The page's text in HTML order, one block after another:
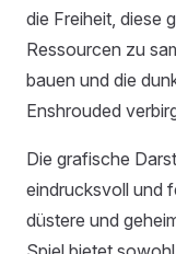
die Freiheit, diese
Ressourcen zu
bauen und die
Enshrouded
Die grafische
eindrucksvoll und
düstere und